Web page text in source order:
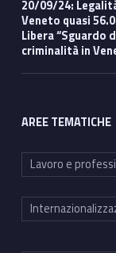
20/09/24: Legalità: crimine proliferato in pandemia, in
Veneto quasi
Libera “Sguardo
criminalità in
AREE TEMATICHE
Lavoro e